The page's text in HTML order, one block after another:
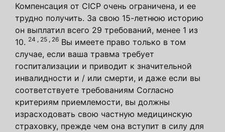
Компенсация от CICP очень ограничена, и ее
трудно получить. За свою 15-летнюю историю
он выплатил всего 29 требований, менее 1 из
10. 24 , 25 , 26 Вы имеете право только в том
случае, если ваша травма требует
госпитализации и приводит к значительной
инвалидности и / или смерти, и даже если вы
соответствуете требованиям Согласно
критериям приемлемости, вы должны
израсходовать свою частную медицинскую
страховку, прежде чем она вступит в силу для